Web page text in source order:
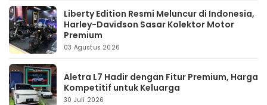
Liberty Edition Resmi Meluncur di Indonesia,
Harley-Davidson Sasar Kolektor Motor
Premium
03 Agustus 2026
Aletra L7 Hadir dengan Fitur Premium, Harga
Kompetitif untuk Keluarga
30 Juli 2026